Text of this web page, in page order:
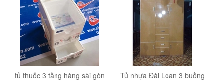
tủ thuốc 3 tầng hàng sài gòn
Tủ nhựa Đài Loan 3 buồng